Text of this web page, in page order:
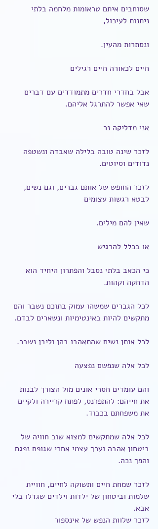
שסוחבים איתם טראומות מלחמה בלתי
ניתנות לעיכול,
ונסתרות מהעין.
חיים לכאורה חיים רגילים
אבל בחדרי חדרים מתמודדים עם דברים
שאי אפשר להתרגל אליהם.
אני מדליקה נר
לזכר שינה טובה בלילה שאבדה ונשטפה
נדודים וסיוטים.
לזכר החופש של אותם גברים, וגם נשים,
לבטא רגשות עצומים
שאין להם מילים.
או בכלל להרגיש
כי הכאב בלתי נסבל והפתרון היחיד הוא
הדחקה וקהות.
לכל הגברים שמשהו עמוק בתוכם נשבר והם
מתקשים להיות באינטימיות ונשארים לבדם.
לכל אותן נשים שהתאהבו בהן וליבן נשבר.
לכל אלה שנפשם נפצעה
והם עומדים חסרי אונים מול הצורך לבנות
את חייהם: להתפרנס, לפתח קריירה ולקיים
את משפחתם בכבוד.
לכל אלה שמתקשים למצוא שוב חוויה של
ביטחון אהבה וערך עצמי אחרי שגופם נפגם
והפך נכה.
לזכר שמחת חיים ותשוקה לחיים, חוויית
שלמות וביטחון של ילדות וילדים שגדלו בלי
אבא.
לזכר שלוות הנפש של אינספור